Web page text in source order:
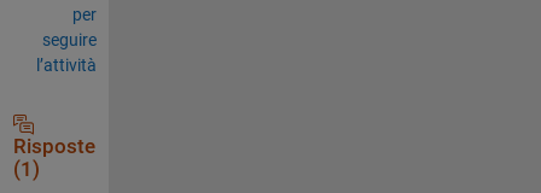
per
seguire
l’attività
Risposte
(1)